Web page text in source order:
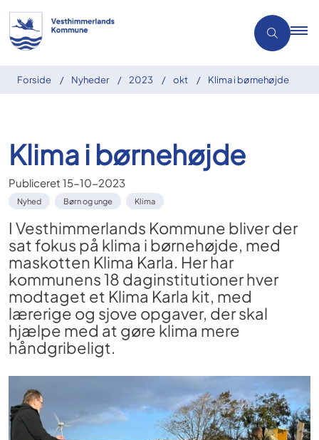
Forside Nyheder 2023 okt Klima i børnehøjde
Klima i børnehøjde
Publiceret 15-10-2023
Nyhed Børn og unge Klima
I Vesthimmerlands Kommune bliver der
sat fokus på klima i børnehøjde, med
maskotten Klima Karla. Her har
kommunens 18 daginstitutioner hver
modtaget et Klima Karla kit, med
lærerige og sjove opgaver, der skal
hjælpe med at gøre klima mere
håndgribeligt.